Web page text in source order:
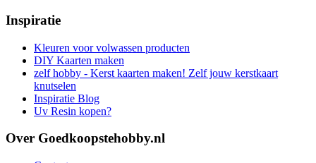
Inspiratie
Kleuren voor volwassen producten
DIY Kaarten maken
zelf hobby - Kerst kaarten maken! Zelf jouw kerstkaart
knutselen
Inspiratie Blog
Uv Resin kopen?
Over Goedkoopstehobby.nl